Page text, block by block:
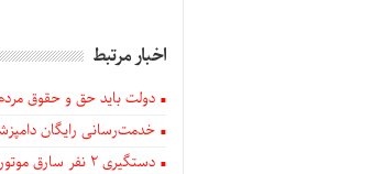
اخبار مرتبط
دولت باید حق و حقوق مردم
خدمت‌رسانی رایگان
دستگيری ۲ نفر سارق موتورسیکلت و کشف موتورسیکلت‌های سرقتی در اهر